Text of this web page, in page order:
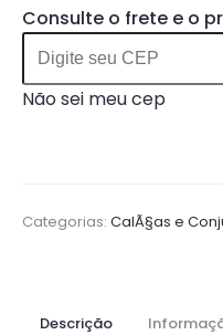
Consulte o frete e o
Não sei meu cep
Categorias: CalÃ§as e
Descrição